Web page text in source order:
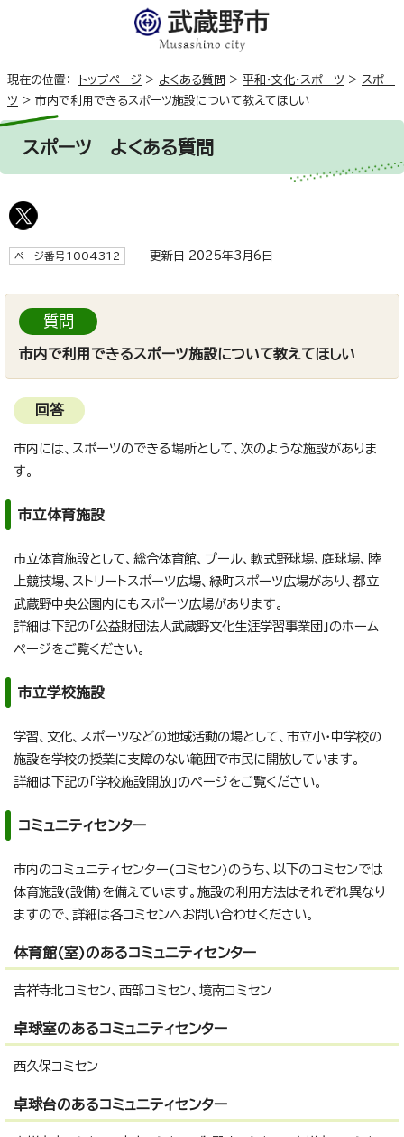
現在の位置： トップページ > よくある質問 > 平和・文化・スポーツ > スポー
ツ > 市内で利用できるスポーツ施設について教えてほしい
スポーツ よくある質問
ページ番号1004312 更新日 2025年3月6日
質問
市内で利用できるスポーツ施設について教えてほしい
回答
市内には、スポーツのできる場所として、次のような施設がありま
す。
市立体育施設
市立体育施設として、総合体育館、プール、軟式野球場、庭球場、陸
上競技場、ストリートスポーツ広場、緑町スポーツ広場があり、都立
武蔵野中央公園内にもスポーツ広場があります。
詳細は下記の「公益財団法人武蔵野文化生涯学習事業団」のホーム
ページをご覧ください。
市立学校施設
学習、文化、スポーツなどの地域活動の場として、市立小・中学校の
施設を学校の授業に支障のない範囲で市民に開放しています。
詳細は下記の「学校施設開放」のページをご覧ください。
コミュニティセンター
市内のコミュニティセンター(コミセン)のうち、以下のコミセンでは
体育施設(設備)を備えています。施設の利用方法はそれぞれ異なり
ますので、詳細は各コミセンへお問い合わせください。
体育館(室)のあるコミュニティセンター
吉祥寺北コミセン、西部コミセン、境南コミセン
卓球室のあるコミュニティセンター
西久保コミセン
卓球台のあるコミュニティセンター